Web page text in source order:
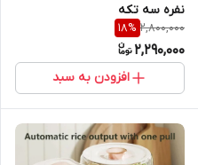
نفره سه تکه
2,800,000
18%
2,290,000
افزودن به سبد